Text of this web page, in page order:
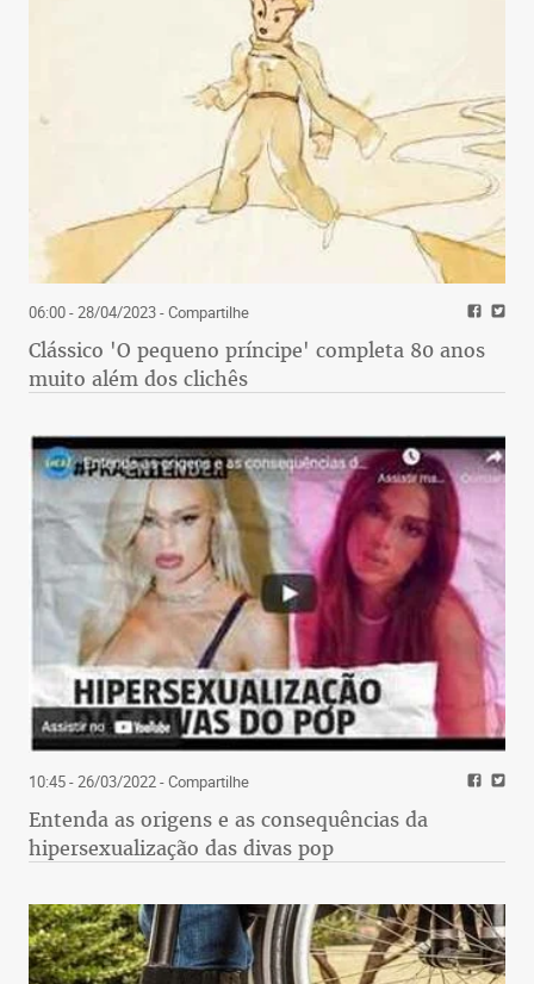
06:00 - 28/04/2023- Compartilhe
Clássico 'O pequeno príncipe' completa 80 anos
muito além dos clichês
10:45 - 26/03/2022- Compartilhe
Entenda as origens e as consequências da
hipersexualização das divas pop